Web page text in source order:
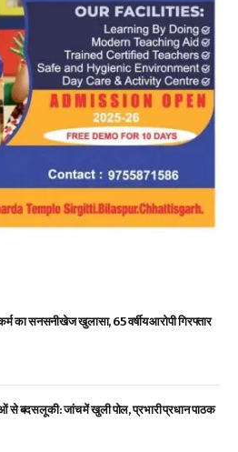
का सनसनीखेज खुलासा, 65 वर्षीय आरोपी गिरफ्तार
से बदसलूकी: जांच में खुली पोल, प्रभारी प्रधान पाठक